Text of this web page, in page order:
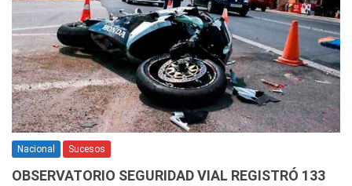
Nacional Sucesos
OBSERVATORIO SEGURIDAD VIAL REGISTRÓ 133